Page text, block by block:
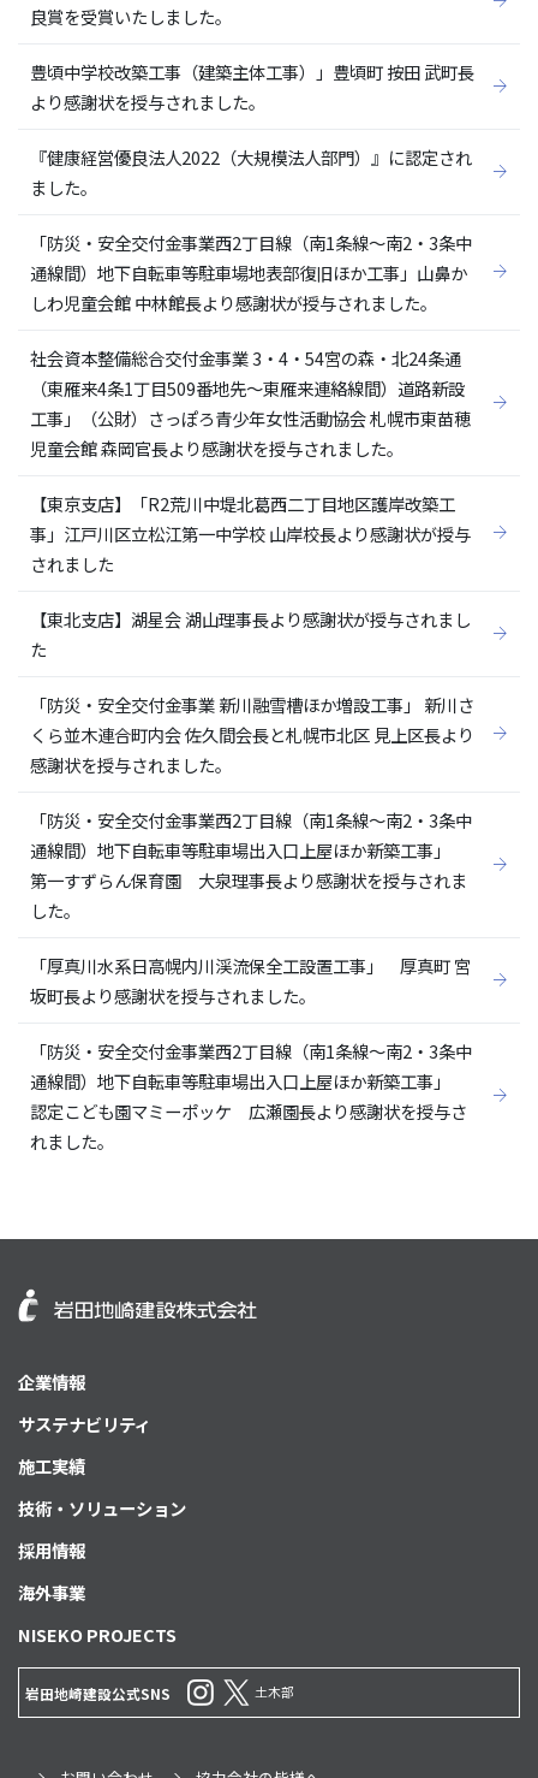
良賞を受賞いたしました。
豊頃中学校改築工事（建築主体工事）」豊頃町 按田 武町長
より感謝状を授与されました。
『健康経営優良法人2022（大規模法人部門）』に認定され
ました。
「防災・安全交付金事業西2丁目線（南1条線～南2・3条中
通線間）地下自転車等駐車場地表部復旧ほか工事」山鼻か
しわ児童会館 中林館長より感謝状が授与されました。
社会資本整備総合交付金事業 3・4・54宮の森・北24条通
（東雁来4条1丁目509番地先～東雁来連絡線間）道路新設
工事」（公財）さっぽろ青少年女性活動協会 札幌市東苗穂
児童会館 森岡官長より感謝状を授与されました。
【東京支店】「R2荒川中堤北葛西二丁目地区護岸改築工
事」江戸川区立松江第一中学校 山岸校長より感謝状が授与
されました
【東北支店】湖星会 湖山理事長より感謝状が授与されまし
た
「防災・安全交付金事業 新川融雪槽ほか増設工事」 新川さ
くら並木連合町内会 佐久間会長と札幌市北区 見上区長より
感謝状を授与されました。
「防災・安全交付金事業西2丁目線（南1条線～南2・3条中
通線間）地下自転車等駐車場出入口上屋ほか新築工事」
第一すずらん保育園 大泉理事長より感謝状を授与されま
した。
「厚真川水系日高幌内川渓流保全工設置工事」 厚真町 宮
坂町長より感謝状を授与されました。
「防災・安全交付金事業西2丁目線（南1条線～南2・3条中
通線間）地下自転車等駐車場出入口上屋ほか新築工事」
認定こども園マミーポッケ 広瀬園長より感謝状を授与さ
れました。
企業情報
サステナビリティ
施工実績
技術・ソリューション
採用情報
海外事業
NISEKO PROJECTS
岩田地崎建設公式SNS 土木部